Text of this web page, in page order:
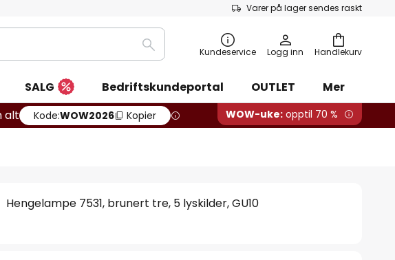
Varer på lager sendes raskt
Handlekurv
Søk Kundeservice Logg inn
SALG Bedriftskundeportal OUTLET
Mer
alt Kode:WOW2026 Kopier WOW-uke: opptil 70 %
Hengelampe 7531, brunert tre, 5 lyskilder, GU10